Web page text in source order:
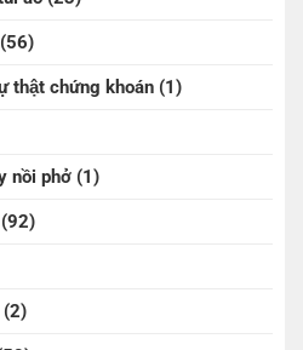
(56)
thật chứng khoán (1)
nồi phở (1)
(92)
(2)